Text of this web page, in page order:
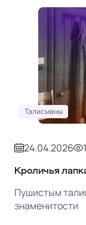
Талисманы
24.04.2026
Кроличья
Пушистым
знаменитости